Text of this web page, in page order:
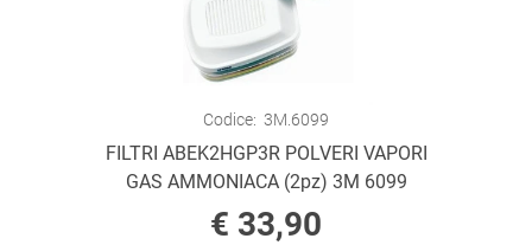
Codice: 3M.6099
FILTRI ABEK2HGP3R POLVERI VAPORI
GAS AMMONIACA (2pz) 3M 6099
€ 33,90